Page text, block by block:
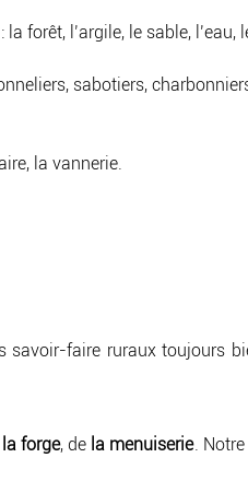
forêt, l’argile, le sable, l’eau,
sabotiers,
la vannerie.
savoir-faire ruraux toujours
la forge, de la menuiserie.